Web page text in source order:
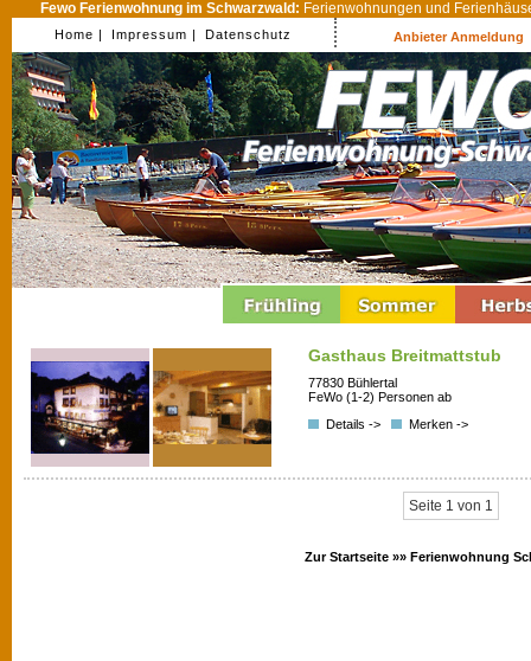
Fewo Ferienwohnung im Schwarzwald: Ferienwohnungen und
Home | Impressum | Datenschutz Anbieter Anmeldung
Gasthaus Breitmattstub
77830 Bühlertal
FeWo (1-2) Personen ab
Details ->
Merken ->
Seite 1 von 1
Zur Startseite »» Ferienwohnung